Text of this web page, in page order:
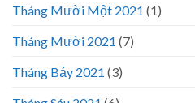
Tháng Mười Một 2021 (1)
Tháng Mười 2021 (7)
Tháng Bảy 2021 (3)